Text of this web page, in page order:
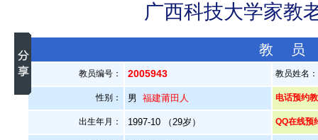
广西科技大学家教
教
教员编号： 2005943 教员姓名
性别： 男福建莆田人 电话预约
出生年月： 1997-10 （29岁） QQ在线预